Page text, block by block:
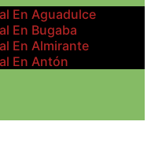
En Aguadulce
En Bugaba
En Almirante
En Antón